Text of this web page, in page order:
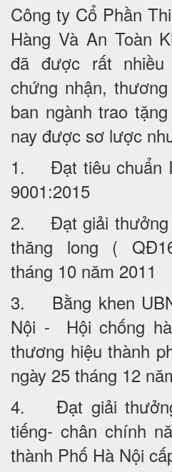
Công ty Cổ Phần
Hàng Và An Toàn
đã được rất nhiều
chứng nhận,
ban ngành trao
nay được sơ lược
1. Đạt tiêu chuẩn
9001:2015
2. Đạt giải thưởng
thăng long (
tháng 10 năm 2011
3. Bằng khen
Nội - Hội chống
thương hiệu thành
ngày 25 tháng 12
4. Đạt giải
tiếng- chân chính
thành Phố Hà Nội